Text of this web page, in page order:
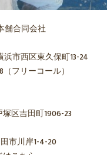
舗合同会社
市西区東久保町13-24
フリーコール）
区吉田町1906-23
市川岸1-4-20